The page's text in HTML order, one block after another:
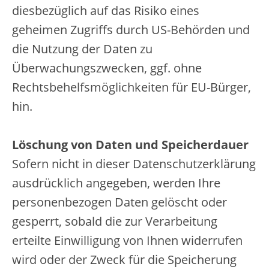
diesbezüglich auf das Risiko eines
geheimen Zugriffs durch US-Behörden und
die Nutzung der Daten zu
Überwachungszwecken, ggf. ohne
Rechtsbehelfsmöglichkeiten für EU-Bürger,
hin.
Löschung von Daten und Speicherdauer
Sofern nicht in dieser Datenschutzerklärung
ausdrücklich angegeben, werden Ihre
personenbezogen Daten gelöscht oder
gesperrt, sobald die zur Verarbeitung
erteilte Einwilligung von Ihnen widerrufen
wird oder der Zweck für die Speicherung